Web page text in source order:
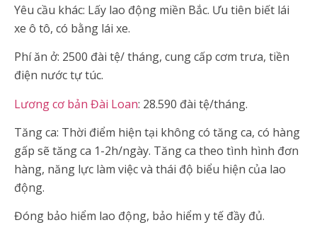
Yêu cầu khác: Lấy lao động miền Bắc. Ưu tiên biết lái
xe ô tô, có bằng lái xe.
Phí ăn ở: 2500 đài tệ/ tháng, cung cấp cơm trưa, tiền
điện nước tự túc.
Lương cơ bản Đài Loan: 28.590 đài tệ/tháng.
Tăng ca: Thời điểm hiện tại không có tăng ca, có hàng
gấp sẽ tăng ca 1-2h/ngày. Tăng ca theo tình hình đơn
hàng, năng lực làm việc và thái độ biểu hiện của lao
động.
Đóng bảo hiểm lao động, bảo hiểm y tế đầy đủ.